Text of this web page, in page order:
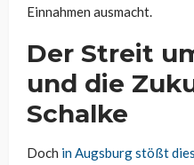
Einnahmen ausmacht.
Der Streit
und die
Schalke
Doch in Augsburg stößt